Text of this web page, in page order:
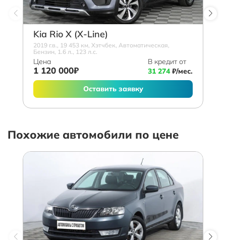
Kia Rio X (X-Line)
2019 г.в., 19 453 км, Хэтчбек, Автоматическая,
Бензин, 1.6 л., 123 л.с.
Цена
1 120 000₽
В кредит от
31 274₽/мес.
Оставить заявку
Похожие автомобили по цене